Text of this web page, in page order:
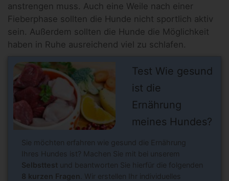
anstrengen muss. Auch eine Weile nach einer
Fieberphase sollten die Hunde nicht sportlich aktiv
sein. Außerdem sollten die Hunde die Möglichkeit
haben in Ruhe ausreichend viel zu schlafen.
Test Wie gesund
ist die
Ernährung
meines Hundes?
Sie möchten erfahren wie gesund die Ernährung
Ihres Hundes ist? Machen Sie mit bei unserem
Selbsttest und beantworten Sie hierfür die folgenden
8 kurzen Fragen . Wir erstellen Ihr individuelles